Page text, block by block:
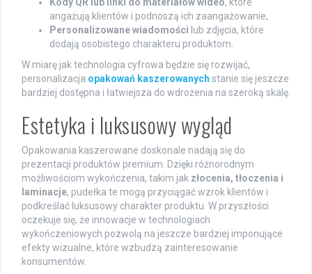
angażują klientów i podnoszą ich zaangażowanie,
Personalizowane wiadomości lub zdjęcia, które
dodają osobistego charakteru produktom.
W miarę jak technologia cyfrowa będzie się rozwijać,
personalizacja opakowań kaszerowanych stanie się jeszcze
bardziej dostępna i łatwiejsza do wdrożenia na szeroką skalę.
Estetyka i luksusowy wygląd
Opakowania kaszerowane doskonale nadają się do
prezentacji produktów premium. Dzięki różnorodnym
możliwościom wykończenia, takim jak złocenia, tłoczenia i
laminacje, pudełka te mogą przyciągać wzrok klientów i
podkreślać luksusowy charakter produktu. W przyszłości
oczekuje się, że innowacje w technologiach
wykończeniowych pozwolą na jeszcze bardziej imponujące
efekty wizualne, które wzbudzą zainteresowanie
konsumentów.